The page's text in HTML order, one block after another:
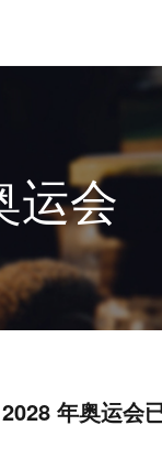
运会
年奥运会